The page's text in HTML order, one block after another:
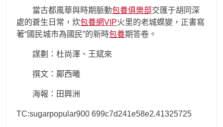
當古都風華與時期脈動包養俱樂部交匯于胡同深
處的蒼生日常，炊包養網VIP火里的老城蝶變，正書寫
著“國民城市為國民”的新時包養期答卷。
謀劃：杜尚澤、王斌來
撰文：鄺西曦
海報：田興洲
TC:sugarpopular900 699c7d241e58e2.41325725